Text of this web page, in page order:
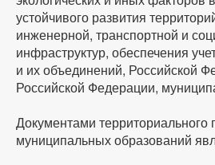
устойчивого развития
инженерной, транспортной и
инфраструктур, обеспечения
и их объединений, Российской
Российской Федерации,
Документами территориального
муниципальных образований